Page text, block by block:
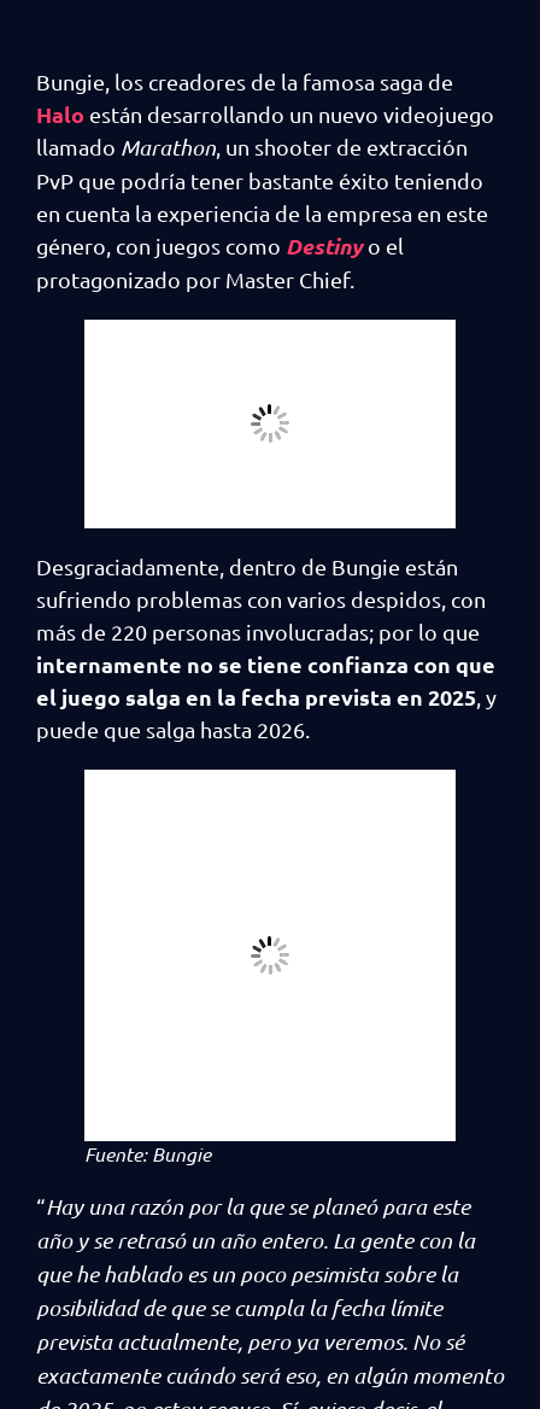
Bungie, los creadores de la famosa saga de
Halo están desarrollando un nuevo videojuego
llamado Marathon , un shooter de extracción
PvP que podría tener bastante éxito teniendo
en cuenta la experiencia de la empresa en este
género, con juegos como Destinyo el
protagonizado por Master Chief.
Desgraciadamente, dentro de Bungie están
sufriendo problemas con varios despidos, con
más de 220 personas involucradas; por lo que
internamente no se tiene confianza con que
el juego salga en la fecha prevista en 2025 , y
puede que salga hasta 2026.
Fuente: Bungie
“Hay una razón por la que se planeó para este
año y se retrasó un año entero. La gente con la
que he hablado es un poco pesimista sobre la
posibilidad de que se cumpla la fecha límite
prevista actualmente, pero ya veremos. No sé
exactamente cuándo será eso, en algún momento